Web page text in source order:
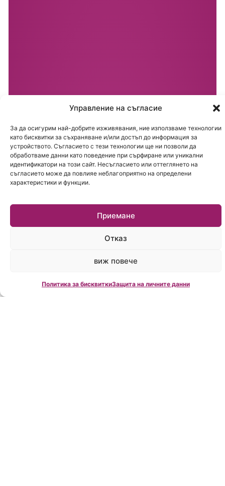
Управление на съгласие
За да осигурим най-добрите изживявания, ние използваме технологии
като бисквитки за съхраняване и/или достъп до информация за
устройството. Съгласието с тези технологии ще ни позволи да
обработваме данни като поведение при сърфиране или уникални
идентификатори на този сайт. Несъгласието или оттеглянето на
съгласието може да повлияе неблагоприятно на определени
характеристики и функции.
Приемане
Отказ
виж повече
Политика за бисквиткиЗащита на личните данни